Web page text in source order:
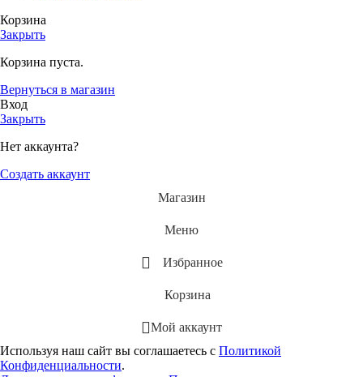
Корзина
Закрыть
Корзина пуста.
Вернуться в магазин
Вход
Закрыть
Нет аккаунта?
Создать аккаунт
Магазин
Меню
Избранное
Корзина
Мой аккаунт
Используя наш сайт вы соглашаетесь с Политикой
Конфиденциальности.